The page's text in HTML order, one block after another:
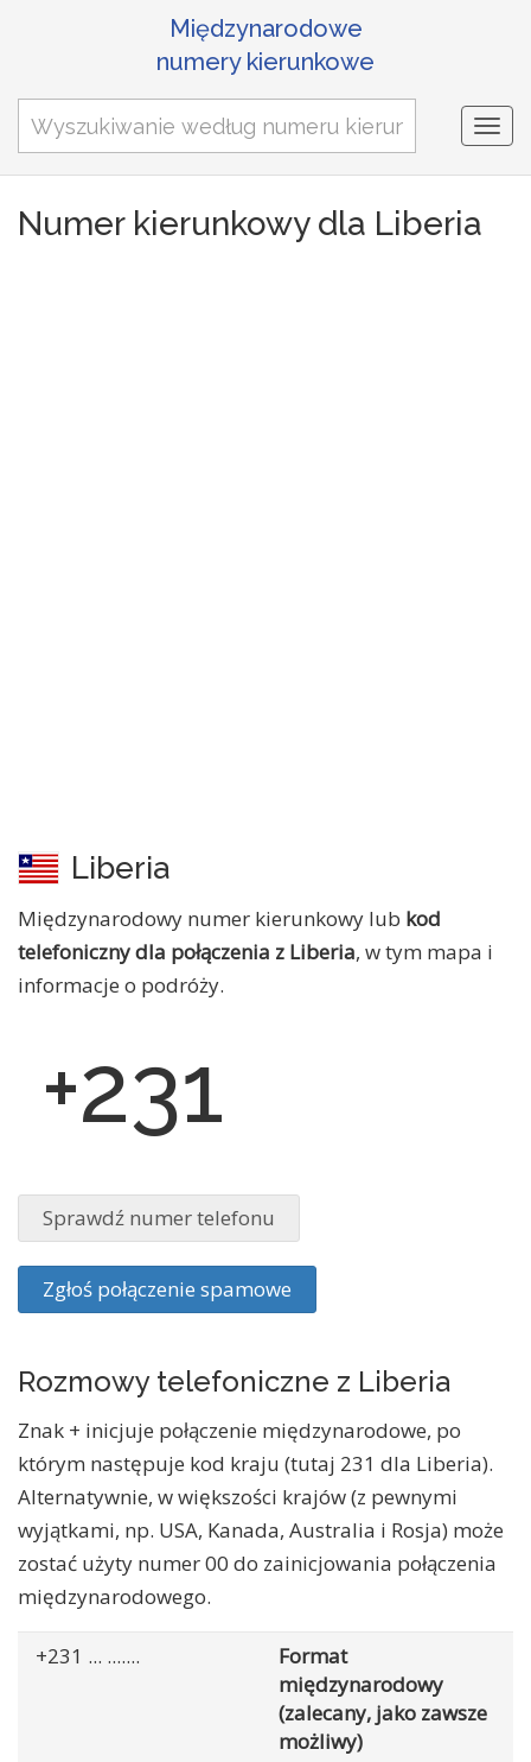
Międzynarodowe
numery kierunkowe
Numer kierunkowy dla Liberia
Liberia
Międzynarodowy numer kierunkowy lub kod
telefoniczny dla połączenia z Liberia, w tym mapa i
informacje o podróży.
+231
Sprawdź numer telefonu
Zgłoś połączenie spamowe
Rozmowy telefoniczne z Liberia
Znak + inicjuje połączenie międzynarodowe, po
którym następuje kod kraju (tutaj 231 dla Liberia).
Alternatywnie, w większości krajów (z pewnymi
wyjątkami, np. USA, Kanada, Australia i Rosja) może
zostać użyty numer 00 do zainicjowania połączenia
międzynarodowego.
+231 ... .......
Format
międzynarodowy
(zalecany, jako zawsze
możliwy)